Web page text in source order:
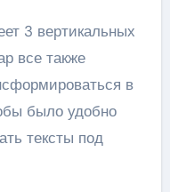
3 вертикальных
все также
в
было удобно
тексты под